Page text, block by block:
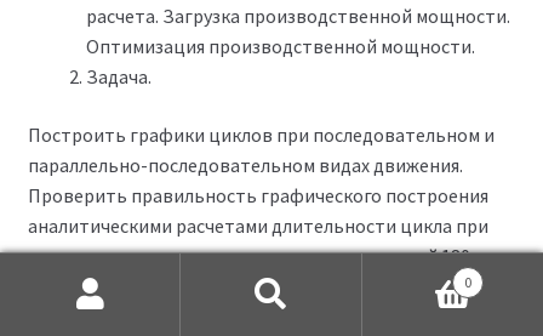
расчета. Загрузка производственной мощности.
Оптимизация производственной мощности.
Задача.
Построить графики циклов при последовательном и
параллельно-последовательном видах движения.
Проверить правильность графического построения
аналитическими расчетами длительности цикла при
следующих условиях: величина партии деталей 180 шт.,
величина передаточной партии 30 шт. Нормы времени
по операциям даны в таблице:
0